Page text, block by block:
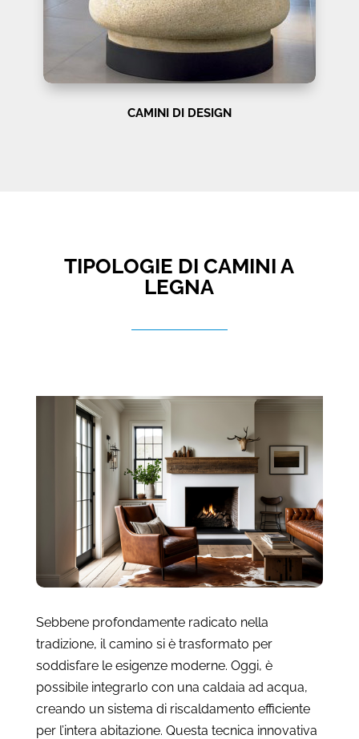
CAMINI DI DESIGN
TIPOLOGIE DI CAMINI A
LEGNA
Sebbene profondamente radicato nella
tradizione, il camino si è trasformato per
soddisfare le esigenze moderne. Oggi, è
possibile integrarlo con una caldaia ad acqua,
creando un sistema di riscaldamento efficiente
per l’intera abitazione. Questa tecnica innovativa